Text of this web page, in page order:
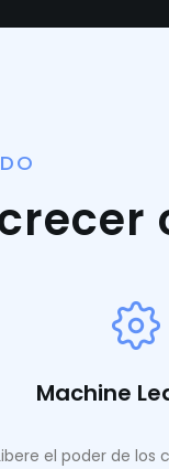
Machine
el poder de los